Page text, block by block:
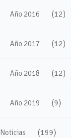
Año 2016 (12)
Año 2017 (12)
Año 2018 (12)
Año 2019 (9)
Noticias (199)